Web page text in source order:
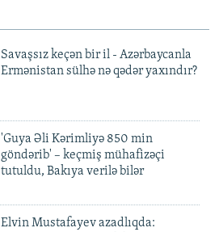
Savaşsız keçən bir il - Azərbaycanla
Ermənistan sülhə nə qədər yaxındır?
'Guya Əli Kərimliyə 850 min
göndərib' – keçmiş mühafizəçi
tutuldu, Bakıya verilə bilər
Elvin Mustafayev azadlıqda: